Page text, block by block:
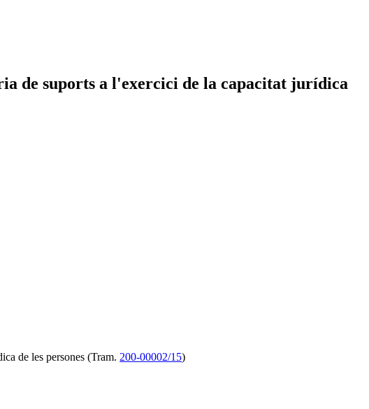
de suports a l'exercici de la capacitat jurídica
de les persones (Tram. 200-00002/15)